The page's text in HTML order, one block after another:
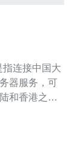
器服务，可
和香港之间